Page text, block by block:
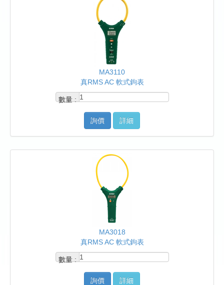
MA3110
真RMS AC 軟式鉤表
數量 :
詢價 詳細
MA3018
真RMS AC 軟式鉤表
數量 :
詢價 詳細